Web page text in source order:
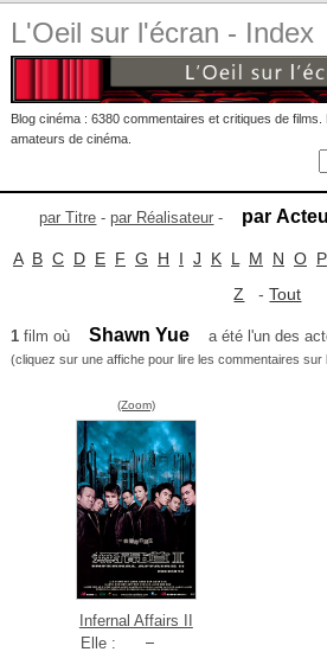
L'Oeil sur l'écran - Index
Blog cinéma : 6380 commentaires et critiques de
amateurs de cinéma.
par Titre -par Réalisateur - par
A B C D E F G H I J K L M N O P
Z -Tout
1film où Shawn Yue a été l'un des
(cliquez sur une affiche pour lire les commentaires sur
(Zoom)
Infernal Affairs II
Elle :